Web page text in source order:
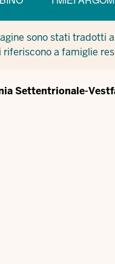
sono stati tradotti
a famiglie
Settentrionale-